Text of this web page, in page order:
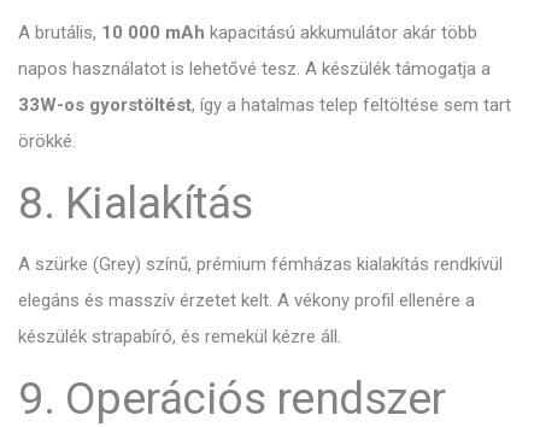
A brutális, 10 000 mAh kapacitású akkumulátor akár több
napos használatot is lehetővé tesz. A készülék támogatja a
33W-os gyorstöltést, így a hatalmas telep feltöltése sem tart
örökké.
8. Kialakítás
A szürke (Grey) színű, prémium fémházas kialakítás rendkívül
elegáns és masszív érzetet kelt. A vékony profil ellenére a
készülék strapabíró, és remekül kézre áll.
9. Operációs rendszer